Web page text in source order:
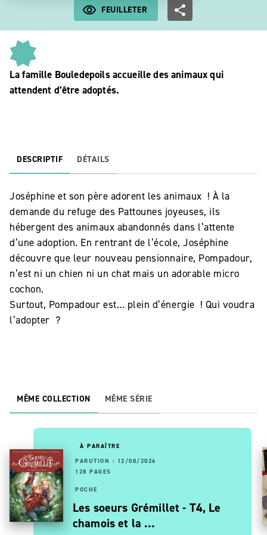
FEUILLETER
La famille Bouledepoils accueille des animaux qui
attendent d’être adoptés.
DESCRIPTIF DÉTAILS
Joséphine et son père adorent les animaux ! À la
demande du refuge des Pattounes joyeuses, ils
hébergent des animaux abandonnés dans l’attente
d’une adoption. En rentrant de l’école, Joséphine
découvre que leur nouveau pensionnaire, Pompadour,
n’est ni un chien ni un chat mais un adorable micro
cochon.
Surtout, Pompadour est… plein d’énergie ! Qui voudra
l’adopter ?
MÊME COLLECTION MÊME SÉRIE
À PARAÎTRE
PARUTION : 12/08/2026
128 PAGES
POCHE
Les soeurs Grémillet - T4, Le
chamois et la …